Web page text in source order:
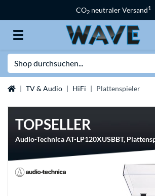
CO2 neutraler Versand1
StartseiteTV & Audio HiFi Plattenspieler
TOPSELLER
Audio-Technica AT-LP120XUSBBT,